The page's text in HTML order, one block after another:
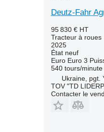
Deutz-Fahr
95 830 € HT
Tracteur à roues
2025
Étatneuf
Euro Euro 3
540 tours/minute
Ukraine, pgt.
TOV "TD
Contacter le